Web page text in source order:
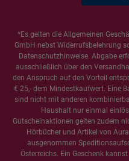
*Es gelten die Allgemeinen
GmbH nebst Widerrufsbelehrung
Datenschutzhinweise. Abgabe
ausschließlich über den
den Anspruch auf den Vorteil
€ 25,- dem Mindestkaufwert. Eine
sind nicht mit anderen
Haushalt nur einmal
Gutscheinaktionen gelten zudem
Hörbücher und Artikel von
ausgenommen
Österreichs. Ein Geschenk